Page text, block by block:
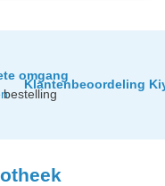
omgang
bestelling
Klantenbeoordeling